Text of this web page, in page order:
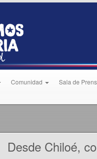
Comunidad Sala de
Desde Chiloé,